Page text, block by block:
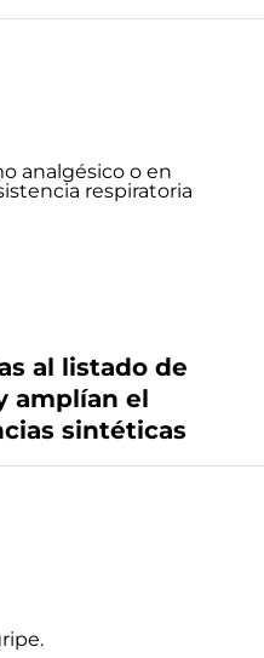
al listado de
amplían el
sintéticas